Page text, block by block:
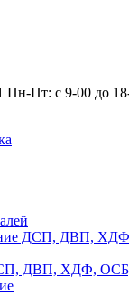
Пн-Пт: с 9-00 до
ДСП, ДВП,
ДВП, ХДФ,